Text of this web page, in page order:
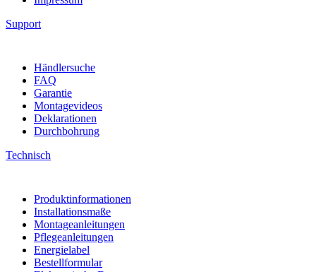
Support
Händlersuche
FAQ
Garantie
Montagevideos
Deklarationen
Durchbohrung
Technisch
Produktinformationen
Installationsmaße
Montageanleitungen
Pflegeanleitungen
Energielabel
Bestellformular